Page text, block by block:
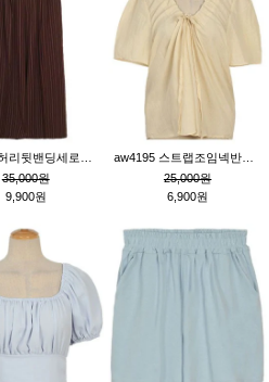
35,000원
9,900원
25,000원
6,900원